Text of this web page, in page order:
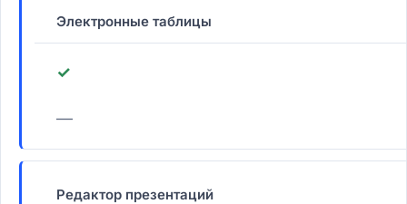
Электронные таблицы
✓
—
Редактор презентаций